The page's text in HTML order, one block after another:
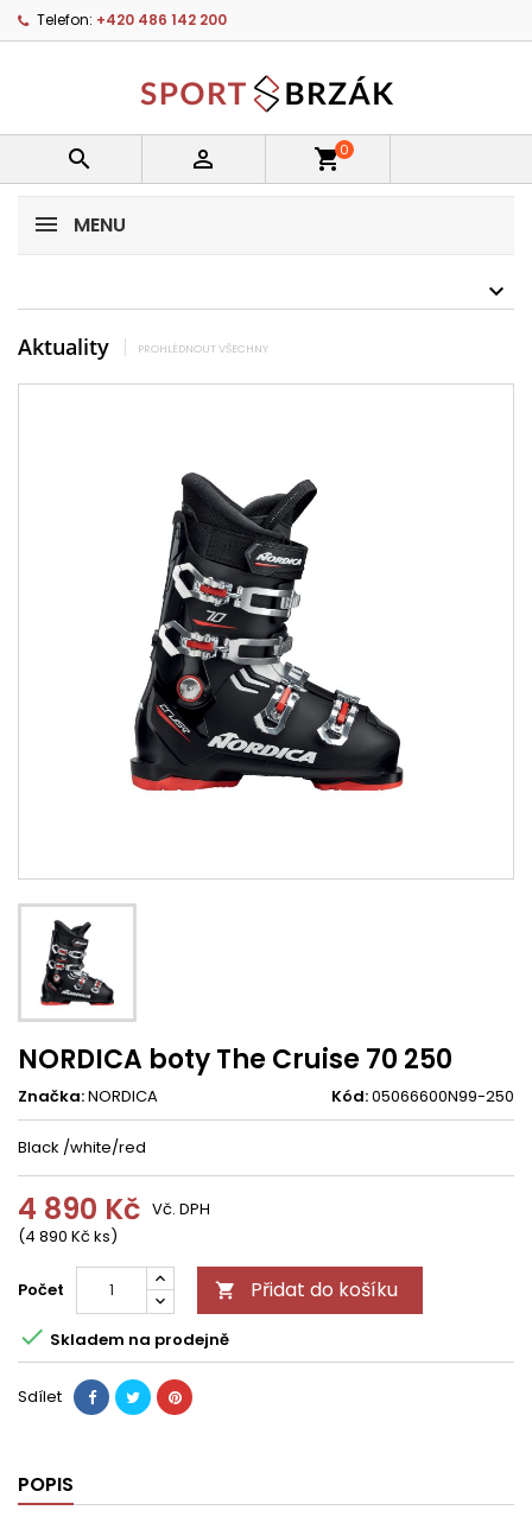
Telefon: +420 486 142 200
  shopping_cart0
MENU
Aktuality PROHLÉDNOUT VŠECHNY
NORDICA boty The Cruise 70 250
Značka:NORDICA Kód:05066600N99-250
Black /white/red
4 890 Kč
(4 890 Kč ks)
Vč. DPH
Počet  Přidat do košíku
 Skladem na prodejně
Sdílet
POPIS